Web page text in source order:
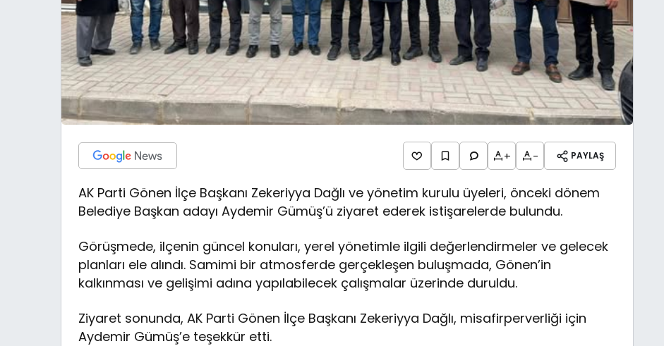
+ - PAYLAŞ
AK Parti Gönen İlçe Başkanı Zekeriyya Dağlı ve yönetim kurulu üyeleri, önceki dönem
Belediye Başkan adayı Aydemir Gümüş’ü ziyaret ederek istişarelerde bulundu.
Görüşmede, ilçenin güncel konuları, yerel yönetimle ilgili değerlendirmeler ve gelecek
planları ele alındı. Samimi bir atmosferde gerçekleşen buluşmada, Gönen’in
kalkınması ve gelişimi adına yapılabilecek çalışmalar üzerinde duruldu.
Ziyaret sonunda, AK Parti Gönen İlçe Başkanı Zekeriyya Dağlı, misafirperverliği için
Aydemir Gümüş’e teşekkür etti.